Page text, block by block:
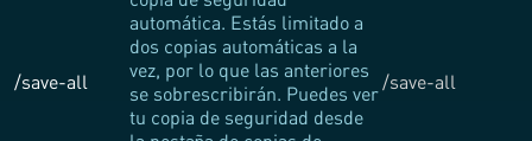
/save-all
automática. Estás limitado a
dos copias automáticas a la
vez, por lo que las anteriores
se sobrescribirán. Puedes ver
tu copia de seguridad desde
/save-all